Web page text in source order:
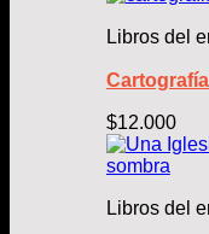
Libros del
$12.000
Libros del